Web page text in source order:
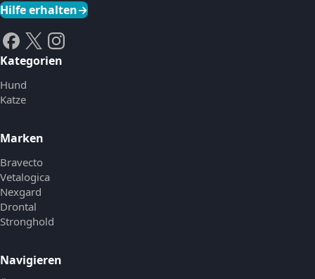
Hilfe erhalten→
Kategorien
Hund
Katze
Marken
Bravecto
Vetalogica
Nexgard
Drontal
Stronghold
Navigieren